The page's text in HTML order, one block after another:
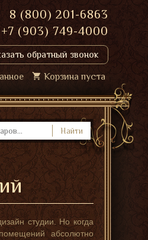
8 (800) 201-6863
+7 (903) 749-4000
обратный звонок
Корзина пуста
Найти
студии. Но когда
абсолютно